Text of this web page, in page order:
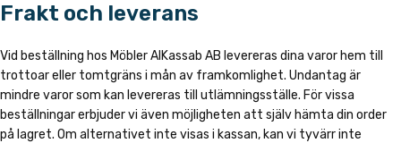
Frakt och leverans
Vid beställning hos Möbler AlKassab AB levereras dina varor hem till
trottoar eller tomtgräns i mån av framkomlighet. Undantag är
mindre varor som kan levereras till utlämningsställe. För vissa
beställningar erbjuder vi även möjligheten att själv hämta din order
på lagret. Om alternativet inte visas i kassan, kan vi tyvärr inte